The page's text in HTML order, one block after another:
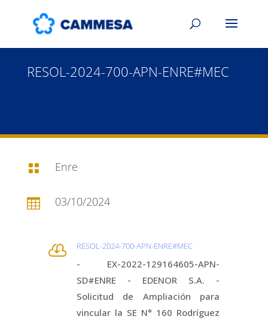
RESOL-2024-700-APN-ENRE#MEC
 Enre
 03/10/2024
 RESOL-2024-700-APN-ENRE#MEC
- EX-2022-129164605-APN-
SD#ENRE - EDENOR S.A. -
Solicitud de Ampliación para
vincular la SE N° 160 Rodríguez